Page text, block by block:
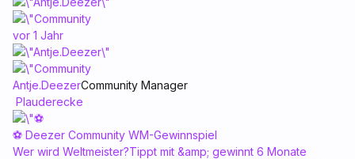
vor 1 Jahr
Antje.DeezerCommunity Manager
Plauderecke
⚽ Deezer Community WM-Gewinnspiel
Wer wird Weltmeister?Tippt mit &amp; gewinnt 6 Monate